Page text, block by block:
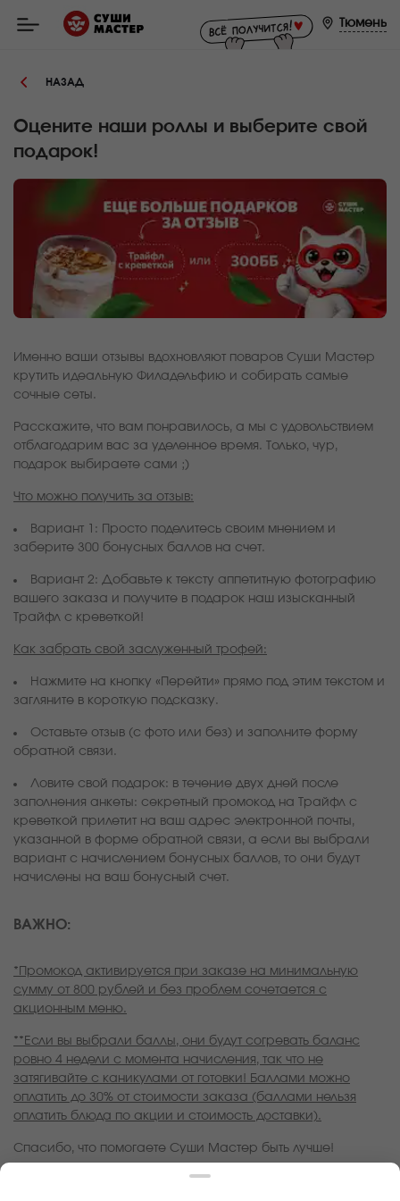
Мастер
заказ
роллов,
в
Тюмени
Тюмень
НАЗАД
Оцените наши роллы и выберите свой
подарок!
Именно ваши отзывы вдохновляют поваров Суши Мастер
крутить идеальную Филадельфию и собирать самые
сочные сеты.
Расскажите, что вам понравилось, а мы с удовольствием
отблагодарим вас за уделенное время. Только, чур,
подарок выбираете сами ;)
Что можно получить за отзыв:
Вариант 1: Просто поделитесь своим мнением и
заберите 300 бонусных баллов на счет.
Вариант 2: Добавьте к тексту аппетитную фотографию
вашего заказа и получите в подарок наш изысканный
Трайфл с креветкой!
Как забрать свой заслуженный трофей:
Нажмите на кнопку «Перейти» прямо под этим текстом и
загляните в короткую подсказку.
Оставьте отзыв (с фото или без) и заполните форму
обратной связи.
Ловите свой подарок: в течение двух дней после
заполнения анкеты: секретный промокод на Трайфл с
креветкой прилетит на ваш адрес электронной почты,
указанной в форме обратной связи, а если вы выбрали
вариант с начислением бонусных баллов, то они будут
начислены на ваш бонусный счет.
ВАЖНО:
*Промокод активируется при заказе на минимальную
сумму от 800 рублей и без проблем сочетается с
акционным меню.
**Если вы выбрали баллы, они будут согревать баланс
ровно 4 недели с момента начисления, так что не
затягивайте с каникулами от готовки! Баллами можно
оплатить до 30% от стоимости заказа (баллами нельзя
оплатить блюда по акции и стоимость доставки).
Спасибо, что помогаете Суши Мастер быть лучше!